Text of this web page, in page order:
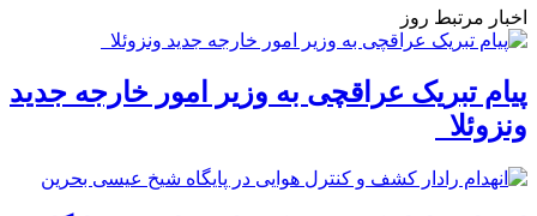
اخبار مرتبط روز
پیام تبریک عراقچی به وزیر امور خارجه جدید
ونزوئلا